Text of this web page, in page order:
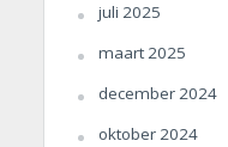
juli 2025
maart 2025
december 2024
oktober 2024